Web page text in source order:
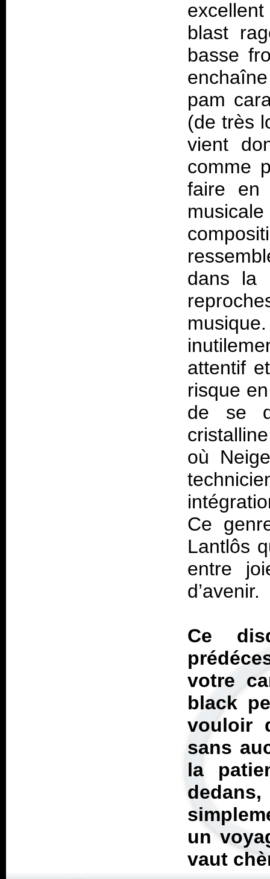
blast
basse
pam
(de très
vient
comme
faire en
dans la
attentif
risque
de se
où
Ce
Lantlôs
entre
d’avenir.
Ce
votre
black
vouloir
sans
la
un
vaut